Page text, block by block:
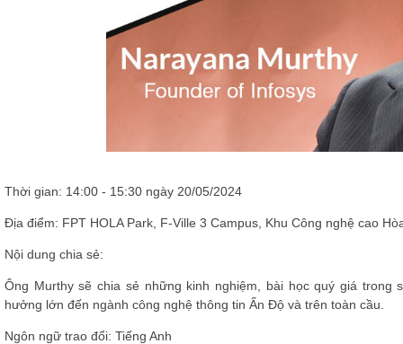
Thời gian: 14:00 - 15:30 ngày 20/05/2024
Địa điểm: FPT HOLA Park, F-Ville 3 Campus, Khu Công nghệ cao
Nội dung chia sẻ:
Ông Murthy sẽ chia sẻ những kinh nghiệm, bài học quý giá trong
hưởng lớn đến ngành công nghệ thông tin Ấn Độ và trên toàn cầu.
Ngôn ngữ trao đổi: Tiếng Anh